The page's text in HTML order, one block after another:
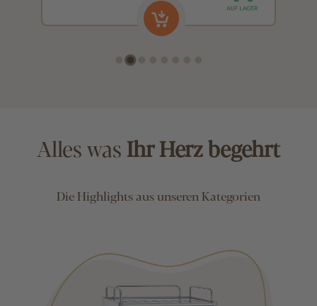
Alles wasIhr Herz begehrt
Die Highlights aus unseren Kategorien